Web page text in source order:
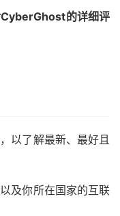
CyberGhost的详细评
以了解最新、最好且
及你所在国家的互联